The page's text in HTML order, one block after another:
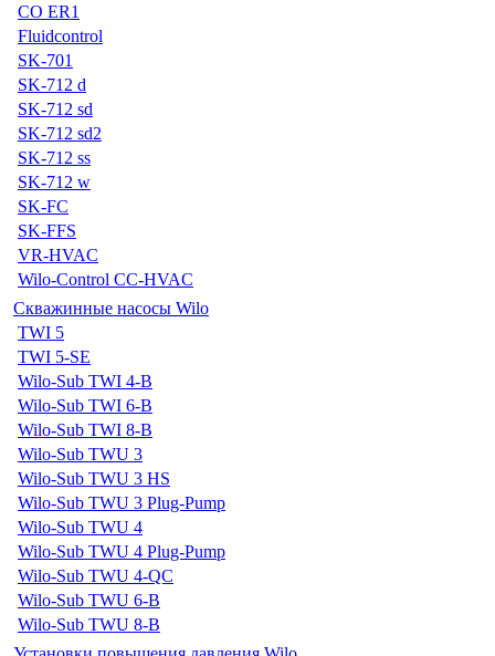
CO ER1
Fluidcontrol
SK-701
SK-712 d
SK-712 sd
SK-712 sd2
SK-712 ss
SK-712 w
SK-FC
SK-FFS
VR-HVAC
Wilo-Control CC-HVAC
Скважинные насосы Wilo
TWI 5
TWI 5-SE
Wilo-Sub TWI 4-B
Wilo-Sub TWI 6-B
Wilo-Sub TWI 8-B
Wilo-Sub TWU 3
Wilo-Sub TWU 3 HS
Wilo-Sub TWU 3 Plug-Pump
Wilo-Sub TWU 4
Wilo-Sub TWU 4 Plug-Pump
Wilo-Sub TWU 4-QC
Wilo-Sub TWU 6-B
Wilo-Sub TWU 8-B